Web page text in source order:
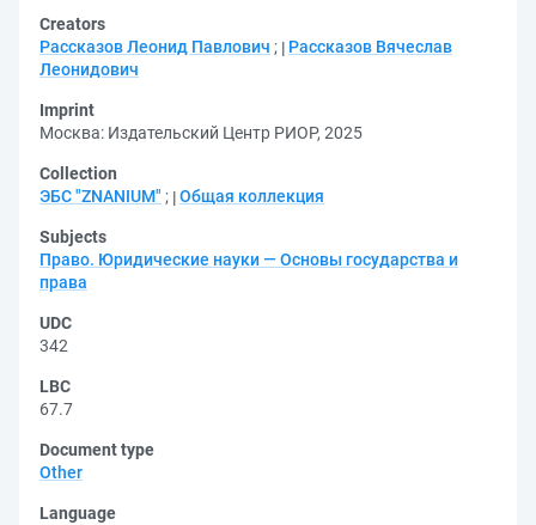
Creators
Рассказов Леонид Павлович ;
Рассказов Вячеслав
Леонидович
Imprint
Москва: Издательский Центр РИОР, 2025
Collection
ЭБС "ZNANIUM" ; Общая коллекция
Subjects
Право. Юридические науки — Основы государства и
права
UDC
342
LBC
67.7
Document type
Other
Language